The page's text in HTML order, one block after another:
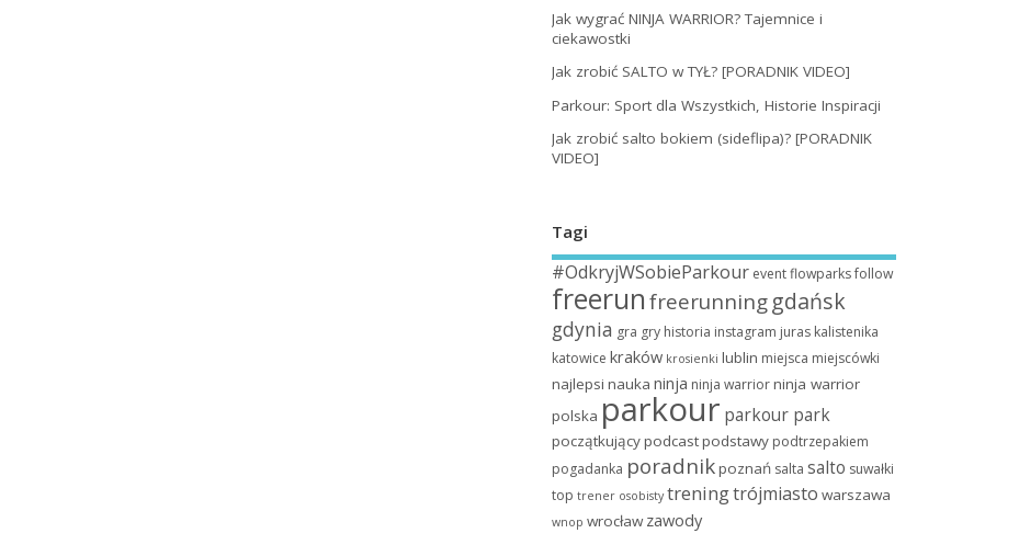
Jak wygrać NINJA WARRIOR? Tajemnice i
ciekawostki
Jak zrobić SALTO w TYŁ? [PORADNIK VIDEO]
Parkour: Sport dla Wszystkich, Historie Inspiracji
Jak zrobić salto bokiem (sideflipa)? [PORADNIK
VIDEO]
Tagi
#OdkryjWSobieParkour event flowparks follow
freerun freerunninggdańsk
gdynia gra gry historia instagram juras kalistenika
katowice kraków krosienki lublin miejsca miejscówki
najlepsi nauka ninja ninja warrior ninja warrior
polska parkour parkour park
początkującypodcastpodstawy podtrzepakiem
pogadanka poradnikpoznań salta salto suwałki
top trener osobisty treningtrójmiasto warszawa
wnop wrocławzawody